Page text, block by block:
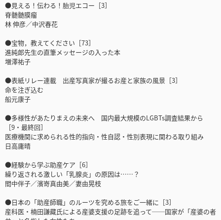
●見える！伝わる！胎児エコー［3］
脊髄髄膜瘤
林 伸彦／中沢春花
●宝物，教えてください［73］
進純郎先生の直筆メッセージの入った本
増澤祐子
●表紙リレー連載 出産写真家が撮るお産と家族の風景［3］
命を注ぎ込む
船元康子
●多様性があたりまえの未来へ 国内最大規模のLGBTs調査結果から
［9・最終回］
医療機関に求められる性的指向・性自認・性別表現に関わる取り組み
日高庸晴
●経験から学ぶ助産ケア［6］
繰り返される激しい「乳腺炎」の原因は……？
間中伴子／濱嵜真由美／妻由晃枝
●日本の「助産師職」のルーツを究める旅をご一緒に［3］
産科医・楠田謙藏氏による産婆支援の足跡を追って──国家が「産婆の者